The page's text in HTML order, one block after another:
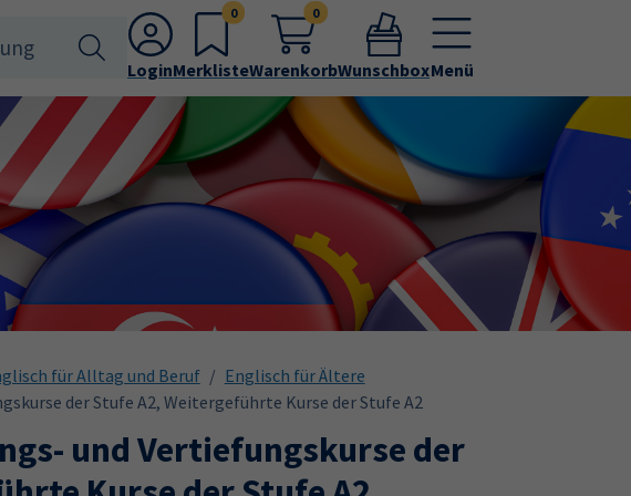
Login
0
Merkliste
0
WarenkorbWunschboxMenü
für Alltag und Beruf
Englisch für Ältere
der Stufe A2, Weitergeführte Kurse der Stufe A2
und Vertiefungskurse der